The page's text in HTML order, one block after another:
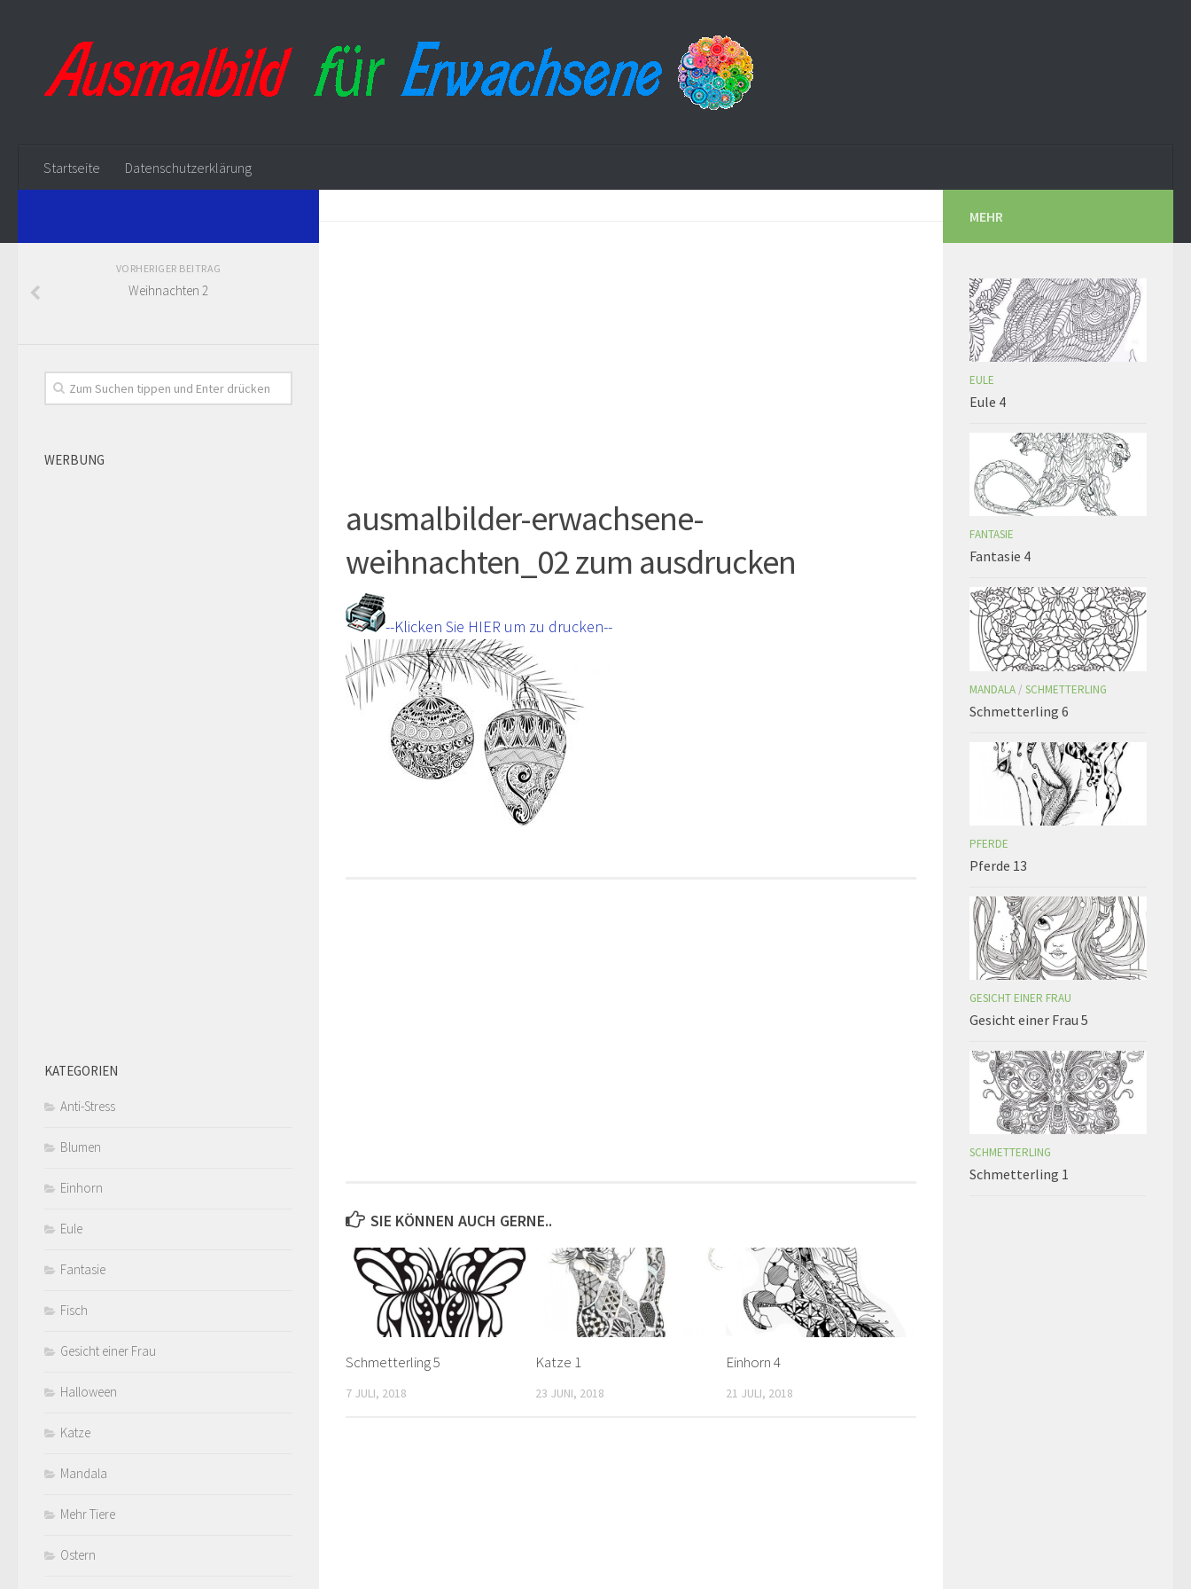
Startseite Datenschutzerklärung
ausmalbilder-erwachsene-
weihnachten_02 zum ausdrucken
--Klicken Sie HIER um zu drucken--
SIE KÖNNEN AUCH GERNE..
Schmetterling 5
7 JULI, 2018
Katze 1
23 JUNI, 2018
Einhorn 4
21 JULI, 2018
VORHERIGER BEITRAG
Weihnachten 2
WERBUNG
KATEGORIEN
Anti-Stress
Blumen
Einhorn
Eule
Fantasie
Fisch
Gesicht einer Frau
Halloween
Katze
Mandala
Mehr Tiere
Ostern
MEHR
EULE
Eule 4
FANTASIE
Fantasie 4
MANDALA / SCHMETTERLING
Schmetterling 6
PFERDE
Pferde 13
GESICHT EINER FRAU
Gesicht einer Frau 5
SCHMETTERLING
Schmetterling 1